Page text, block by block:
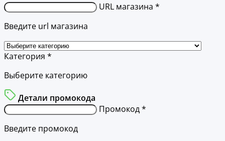
URL магазина *
Введите url магазина
Категория *
Выберите категорию
Детали промокода
Промокод *
Введите промокод